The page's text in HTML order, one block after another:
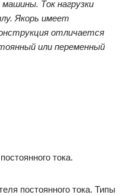
Ток нагрузки
Якорь имеет
отличается
или переменный
тока.
постоянного тока. Типы